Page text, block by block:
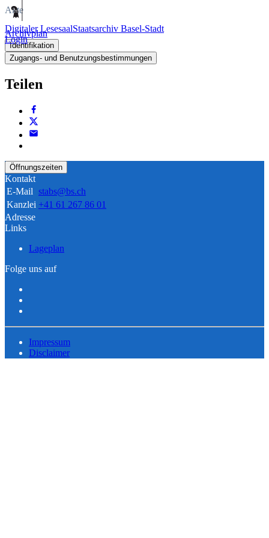
Digitaler LesesaalStaatsarchiv Basel-Stadt
Login
Akte
Archivplan
Identifikation
Zugangs- und Benutzungsbestimmungen
Teilen
Öffnungszeiten
Kontakt
E-Mail stabs@bs.ch
Kanzlei +41 61 267 86 01
Adresse
Links
Lageplan
Folge uns auf
Impressum
Disclaimer